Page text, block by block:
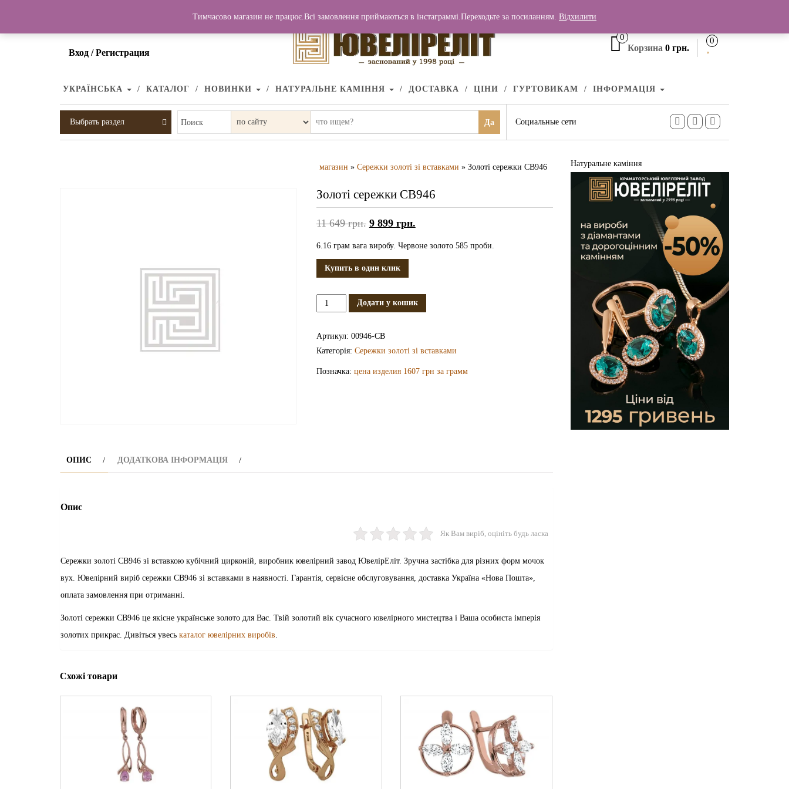
Вход / Регистрация
0
Корзина 0 грн.
0
УКРАЇНСЬКА КАТАЛОГ НОВИНКИ НАТУРАЛЬНЕ КАМІННЯ ДОСТАВКА ЦІНИ ГУРТОВИКАМ ІНФОРМАЦІЯ
Выбрать раздел Поиск Да Социальные сети
магазин » Сережки золоті зі вставками » Золоті сережки СВ946
Золоті сережки СВ946
11 649грн. 9 899 грн.
6.16 грам вага виробу. Червоне золото 585 проби.
Купить в один клик
Золоті
сережки
Додати у кошик
Артикул: 00946-СВ
Категорія: Сережки золоті зі вставками
Позначка: цена изделия 1607 грн за грамм
ОПИС ДОДАТКОВА ІНФОРМАЦІЯ
Опис
Як Вам виріб, оцініть будь ласка
Сережки золоті СВ946 зі вставкою кубічний цирконій, виробник ювелірний завод ЮвелірЕліт. Зручна застібка для різних форм мочок
вух. Ювелірний виріб сережки СВ946 зі вставками в наявності. Гарантія, сервісне обслуговування, доставка Україна «Нова Пошта»,
оплата замовлення при отриманні.
Золоті сережки СВ946 це якісне українське золото для Вас. Твій золотий вік сучасного ювелірного мистецтва і Ваша особиста імперія
золотих прикрас. Дивіться увесь каталог ювелірних виробів
Схожі товари
Натуральне каміння
Тимчасово магазин не працює.Всі замовлення приймаються в інстаграммі.Переходьте за посиланням. Відхилити